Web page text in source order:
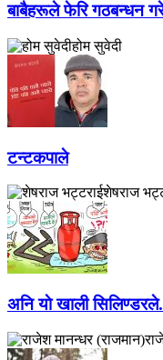
बाबैहरूले फेरि गठबन्धन
होम सुवेदी
टन्टकपाले
शेषराज
अनि याे खाली